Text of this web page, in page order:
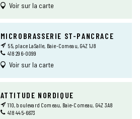
Voir sur la carte
MICROBRASSERIE ST-PANCRACE
55, place LaSalle, Baie-Comeau, G4Z 1J8
418 296-0099
Voir sur la carte
ATTITUDE NORDIQUE
110, boulevard Comeau, Baie-Comeau, G4Z 3A8
418 445-6673